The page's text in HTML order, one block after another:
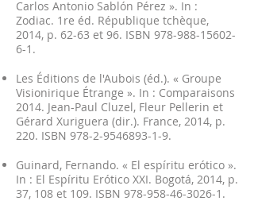
Carlos Antonio Sablón Pérez ». In :
Zodiac. 1re éd. République tchèque,
2014, p. 62-63 et 96. ISBN 978-988-15602-
6-1 .
Les Éditions de l'Aubois (éd.). « Groupe
Visionirique Étrange ». In : Comparaisons
2014. Jean-Paul Cluzel, Fleur Pellerin et
Gérard Xuriguera (dir.). France, 2014, p.
220. ISBN 978-2-9546893-1-9.
Guinard, Fernando. « El espíritu erótico ».
In : El Espíritu Erótico XXI. Bogotá, 2014, p.
37, 108 et 109. ISBN 978-958-46-3026-1 .